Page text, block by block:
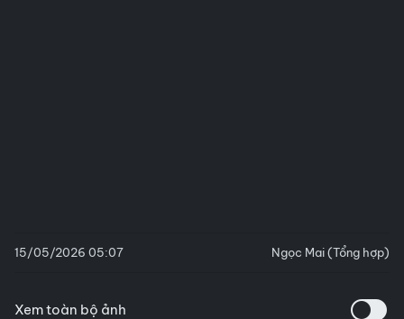
15/05/2026 05:07 Ngọc Mai (Tổng hợp)
Xem toàn bộ ảnh